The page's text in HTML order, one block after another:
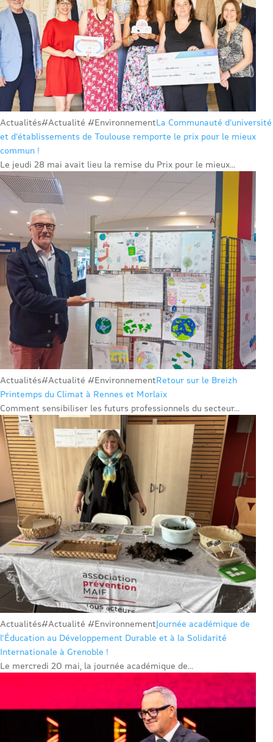
Actualités#Actualité #EnvironnementLa Communauté d’université
et d’établissements de Toulouse remporte le prix pour le mieux
commun !
Le jeudi 28 mai avait lieu la remise du Prix pour le mieux...
Actualités#Actualité #EnvironnementRetour sur le Breizh
Printemps du Climat à Rennes et Morlaix
Comment sensibiliser les futurs professionnels du secteur...
Actualités#Actualité #EnvironnementJournée académique de
l’Éducation au Développement Durable et à la Solidarité
Internationale à Grenoble !
Le mercredi 20 mai, la journée académique de...